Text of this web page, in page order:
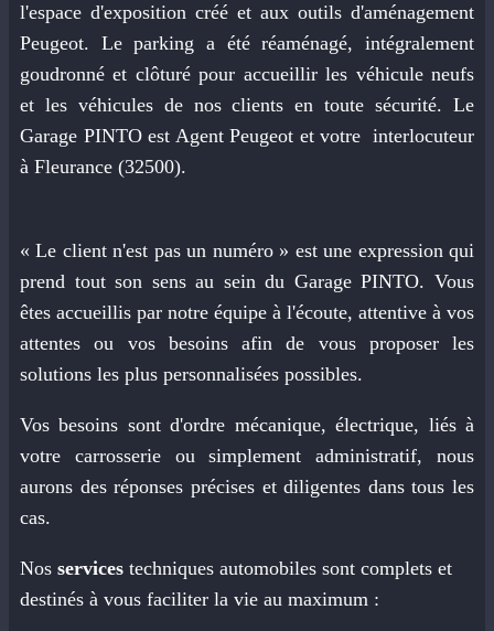
l'espace d'exposition créé et aux outils d'aménagement
Peugeot. Le parking a été réaménagé, intégralement
goudronné et clôturé pour accueillir les véhicule neufs
et les véhicules de nos clients en toute sécurité. Le
Garage PINTO est Agent Peugeot et votre interlocuteur
à Fleurance (32500).
« Le client n'est pas un numéro » est une expression qui
prend tout son sens au sein du Garage PINTO. Vous
êtes accueillis par notre équipe à l'écoute, attentive à vos
attentes ou vos besoins afin de vous proposer les
solutions les plus personnalisées possibles.
Vos besoins sont d'ordre mécanique, électrique, liés à
votre carrosserie ou simplement administratif, nous
aurons des réponses précises et diligentes dans tous les
cas.
Nos services techniques automobiles sont complets et
destinés à vous faciliter la vie au maximum :